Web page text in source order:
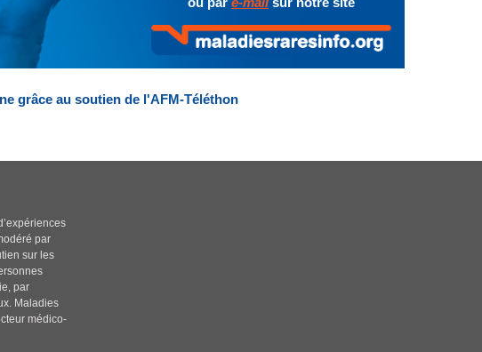
grâce au soutien de l'AFM-Téléthon
par
sur les
par
Maladies
médico-